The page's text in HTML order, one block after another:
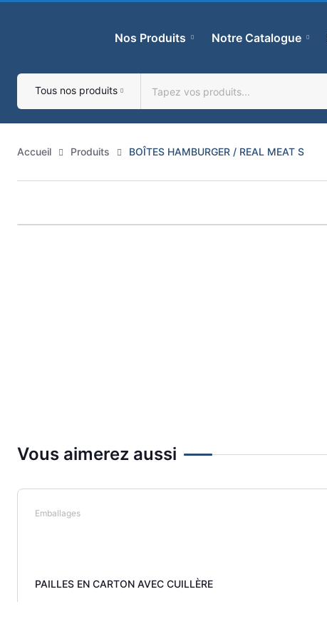
Nos Produits Notre Catalogue
Tous nos produits
Accueil Produits BOÎTES HAMBURGER / REAL MEAT S
Vous aimerez aussi
Emballages
PAILLES EN CARTON AVEC CUILLÈRE